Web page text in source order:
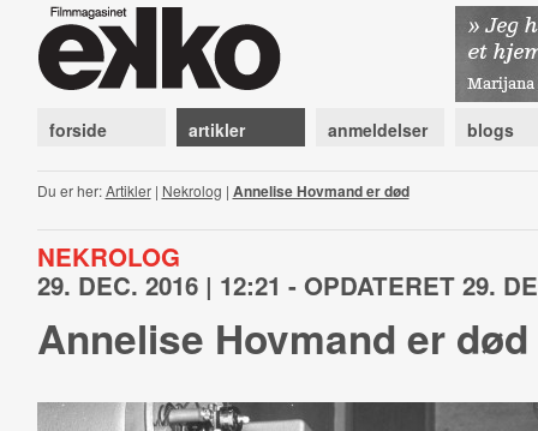
forside artikler anmeldelser blogs
Du er her:Artikler| Nekrolog | Annelise Hovmand er død
NEKROLOG
29. DEC. 2016 | 12:21 - OPDATERET 29.
Annelise Hovmand er død